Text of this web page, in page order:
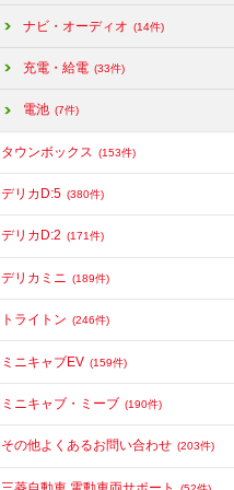
ナビ・オーディオ (14件)
充電・給電 (33件)
電池 (7件)
タウンボックス (153件)
デリカD:5 (380件)
デリカD:2 (171件)
デリカミニ (189件)
トライトン (246件)
ミニキャブEV (159件)
ミニキャブ・ミーブ (190件)
その他よくあるお問い合わせ (203件)